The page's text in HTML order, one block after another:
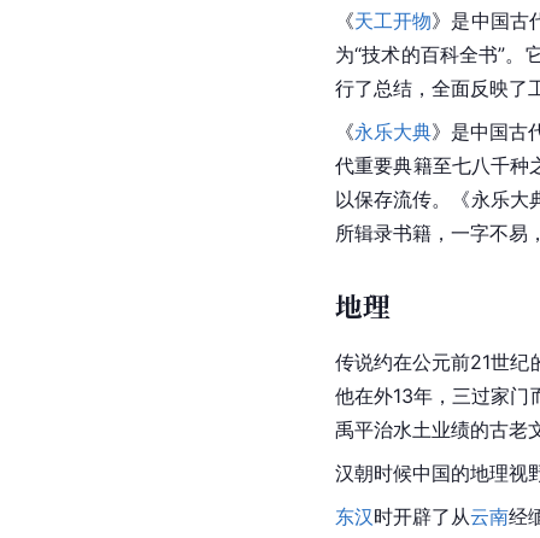
《天工开物》是中国古
为“技术的百科全书”。
行了总结，全面反映了
《永乐大典》是中国古
代重要典籍至七八千种
以保存流传。《永乐大
所辑录书籍，一字不易
地理
传说约在公元前21世纪
他在外13年，三过家门
禹平治水土业绩的古老
汉朝时候中国的地理视
东汉时开辟了从云南经